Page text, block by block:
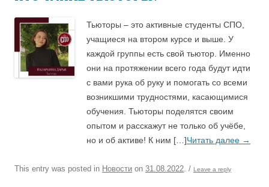
Тьюторы – это активные студенты СПО,
учащиеся на втором курсе и выше. У
каждой группы есть свой тьютор. Именно
они на протяжении всего года будут идти
с вами рука об руку и помогать со всеми
возникшими трудностями, касающимися
обучения. Тьюторы поделятся своим
опытом и расскажут не только об учёбе,
но и об активе! К ним […]Читать далее →
This entry was posted in Новости on 31.08.2022 / Leave a reply